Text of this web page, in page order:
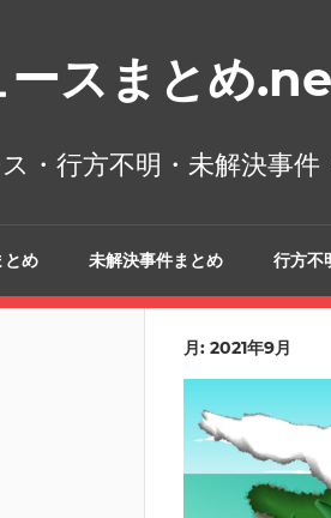
ースまとめ
・行方不明・未解決事
とめ 未解決事件まとめ 行方不
月: 2021年9月